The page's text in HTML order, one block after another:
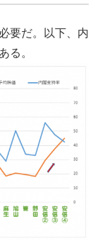
要だ。以下、内
る。